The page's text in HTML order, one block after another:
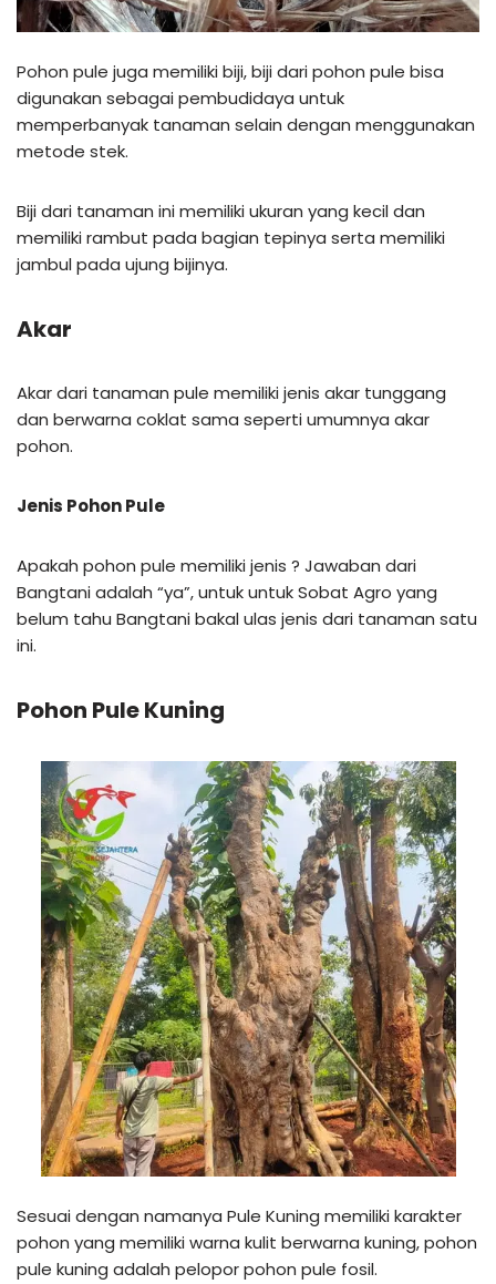
Pohon pule juga memiliki biji, biji dari pohon pule bisa
digunakan sebagai pembudidaya untuk
memperbanyak tanaman selain dengan menggunakan
metode stek.
Biji dari tanaman ini memiliki ukuran yang kecil dan
memiliki rambut pada bagian tepinya serta memiliki
jambul pada ujung bijinya.
Akar
Akar dari tanaman pule memiliki jenis akar tunggang
dan berwarna coklat sama seperti umumnya akar
pohon.
Jenis Pohon Pule
Apakah pohon pule memiliki jenis ? Jawaban dari
Bangtani adalah “ya”, untuk untuk Sobat Agro yang
belum tahu Bangtani bakal ulas jenis dari tanaman satu
ini.
Pohon Pule Kuning
Sesuai dengan namanya Pule Kuning memiliki karakter
pohon yang memiliki warna kulit berwarna kuning, pohon
pule kuning adalah pelopor pohon pule fosil.